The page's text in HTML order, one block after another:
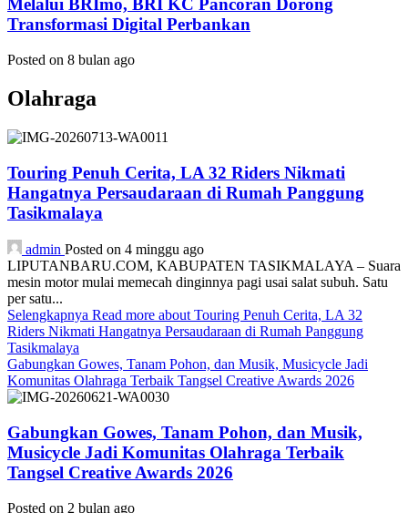
Melalui BRImo, BRI KC Pancoran Dorong
Transformasi Digital Perbankan
Posted on 8 bulan ago
Olahraga
Touring Penuh Cerita, LA 32 Riders Nikmati
Hangatnya Persaudaraan di Rumah Panggung
Tasikmalaya
admin Posted on 4 minggu ago
LIPUTANBARU.COM, KABUPATEN TASIKMALAYA – Suara
mesin motor mulai memecah dinginnya pagi usai salat subuh. Satu
per satu...
Selengkapnya Read more about Touring Penuh Cerita, LA 32
Riders Nikmati Hangatnya Persaudaraan di Rumah Panggung
Tasikmalaya
Gabungkan Gowes, Tanam Pohon, dan Musik, Musicycle Jadi
Komunitas Olahraga Terbaik Tangsel Creative Awards 2026
Gabungkan Gowes, Tanam Pohon, dan Musik,
Musicycle Jadi Komunitas Olahraga Terbaik
Tangsel Creative Awards 2026
Posted on 2 bulan ago